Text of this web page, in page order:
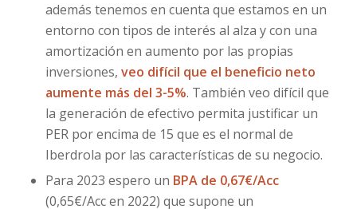
además tenemos en cuenta que estamos en un
entorno con tipos de interés al alza y con una
amortización en aumento por las propias
inversiones, veo difícil que el beneficio neto
aumente más del 3-5%. También veo difícil que
la generación de efectivo permita justificar un
PER por encima de 15 que es el normal de
Iberdrola por las características de su negocio.
Para 2023 espero un BPA de 0,67€/Acc
(0,65€/Acc en 2022) que supone un